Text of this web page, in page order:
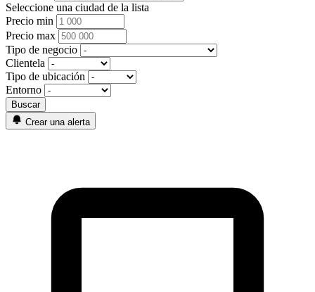
Seleccione una ciudad de la lista
Precio min
Precio max
Tipo de negocio
Clientela
Tipo de ubicación
Entorno
Crear una alerta